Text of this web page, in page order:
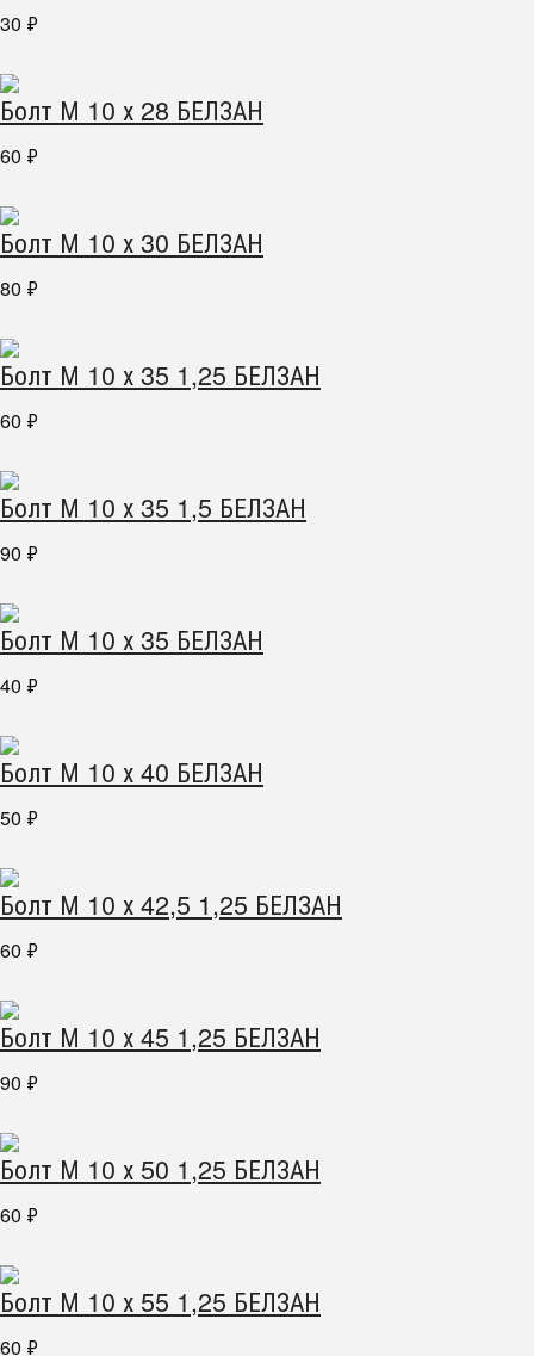
30 ₽
Болт М 10 х 28 БЕЛЗАН
60 ₽
Болт М 10 х 30 БЕЛЗАН
80 ₽
Болт М 10 х 35 1,25 БЕЛЗАН
60 ₽
Болт М 10 х 35 1,5 БЕЛЗАН
90 ₽
Болт М 10 х 35 БЕЛЗАН
40 ₽
Болт М 10 х 40 БЕЛЗАН
50 ₽
Болт М 10 х 42,5 1,25 БЕЛЗАН
60 ₽
Болт М 10 х 45 1,25 БЕЛЗАН
90 ₽
Болт М 10 х 50 1,25 БЕЛЗАН
60 ₽
Болт М 10 х 55 1,25 БЕЛЗАН
60 ₽